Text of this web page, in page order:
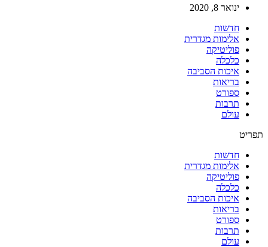
ינואר 8, 2020
חדשות
אלימות מגדרית
פוליטיקה
כלכלה
איכות הסביבה
בריאות
ספורט
תרבות
עולם
תפריט
חדשות
אלימות מגדרית
פוליטיקה
כלכלה
איכות הסביבה
בריאות
ספורט
תרבות
עולם